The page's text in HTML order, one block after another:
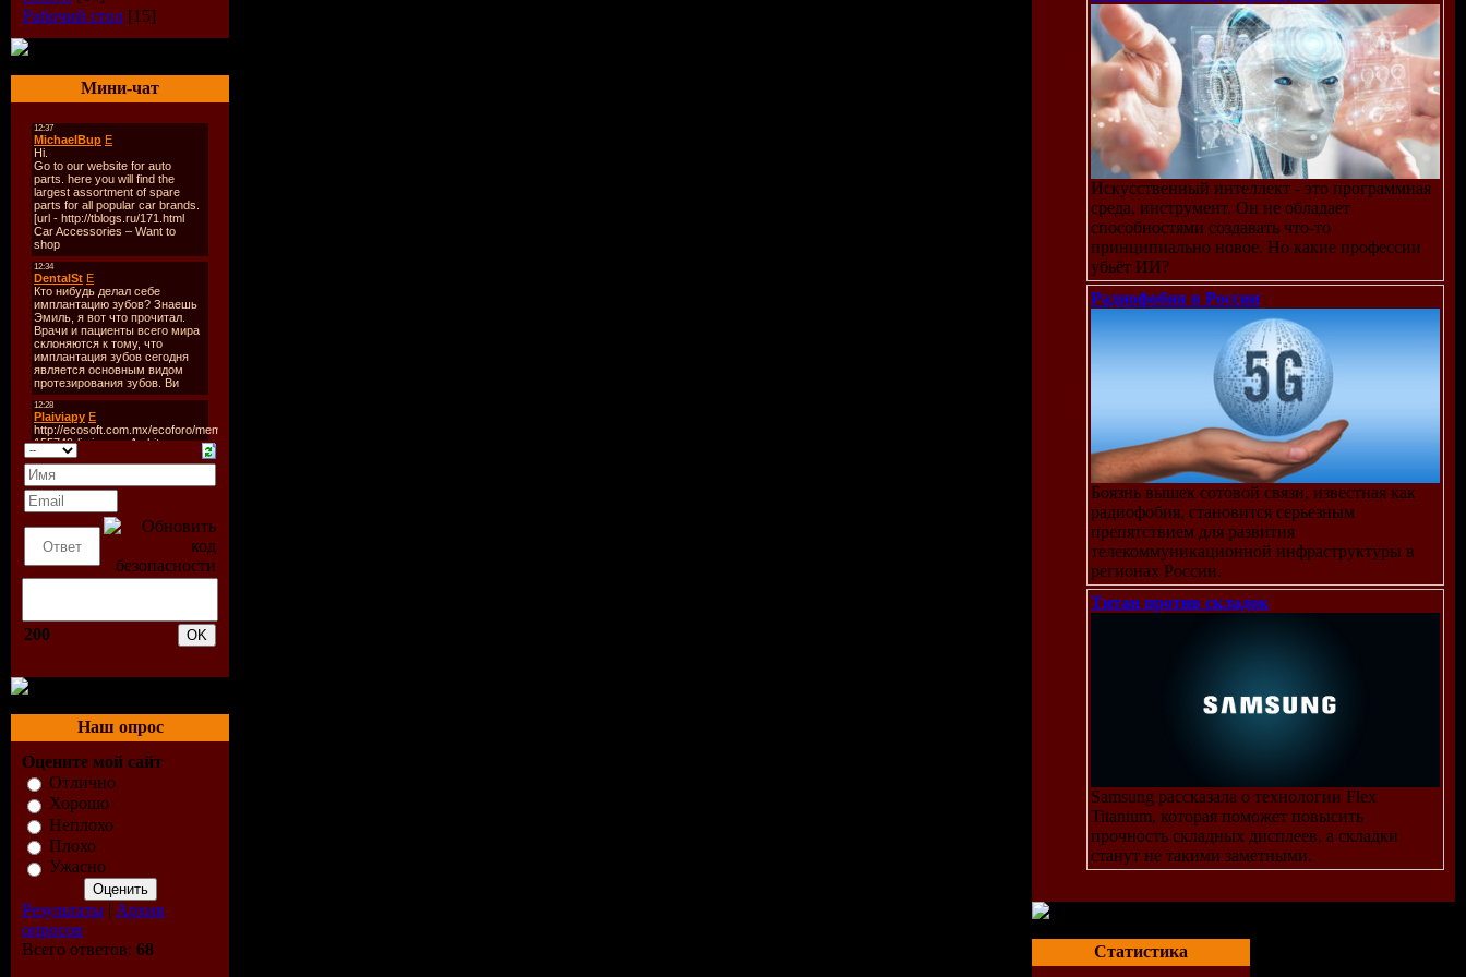
Рабочий стол [15]
Мини-чат
200
Наш опрос
Оцените мой сайт
Отлично
Хорошо
Неплохо
Плохо
Ужасно
Результаты | Архив
опросов
Всего ответов: 68
Искусственный интеллект - это программная
среда, инструмент. Он не обладает
способностями создавать что-то
принципиально новое. Но какие профессии
убьёт ИИ?
Радиофобия в России
Боязнь вышек сотовой связи, известная как
радиофобия, становится серьезным
препятствием для развития
телекоммуникационной инфраструктуры в
регионах России.
Титан против складок
Samsung рассказала о технологии Flex
Titanium, которая поможет повысить
прочность складных дисплеев, а складки
станут не такими заметными.
Статистика